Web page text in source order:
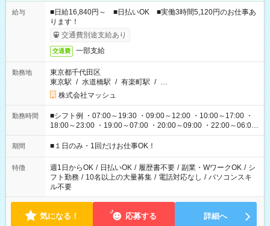
給与
■日給16,840円～ ■日払いOK ■実働3時間5,120円のお仕事あ
ります！
交通費別途支給あり
交通費 一部支給
勤務地
東京都千代田区
東京駅 / 水道橋駅 / 有楽町駅 / …
株式会社マッシュ
勤務時間
■シフト例 ・07:00～19:30 ・09:00～12:00 ・10:00～17:00 ・
18:00～23:00 ・19:00～07:00 ・20:00～09:00 ・22:00～06:00
etc ★最短で3時間で5,120円のお仕事から 15時間で2万円近く稼
げるお仕事も！ ご希望のお時間に合わせてご紹介！ ※シフトは
ください！
期間 ■１日のみ・1回だけお仕事OK！
特徴 週1日からOK / 日払いOK / 履歴書不要 / 副業・WワークOK / シ
フト勤務 / 10名以上の大量募集 / 電話対応なし / パソコンスキ
ル不要
気になる！ 応募する 詳細へ